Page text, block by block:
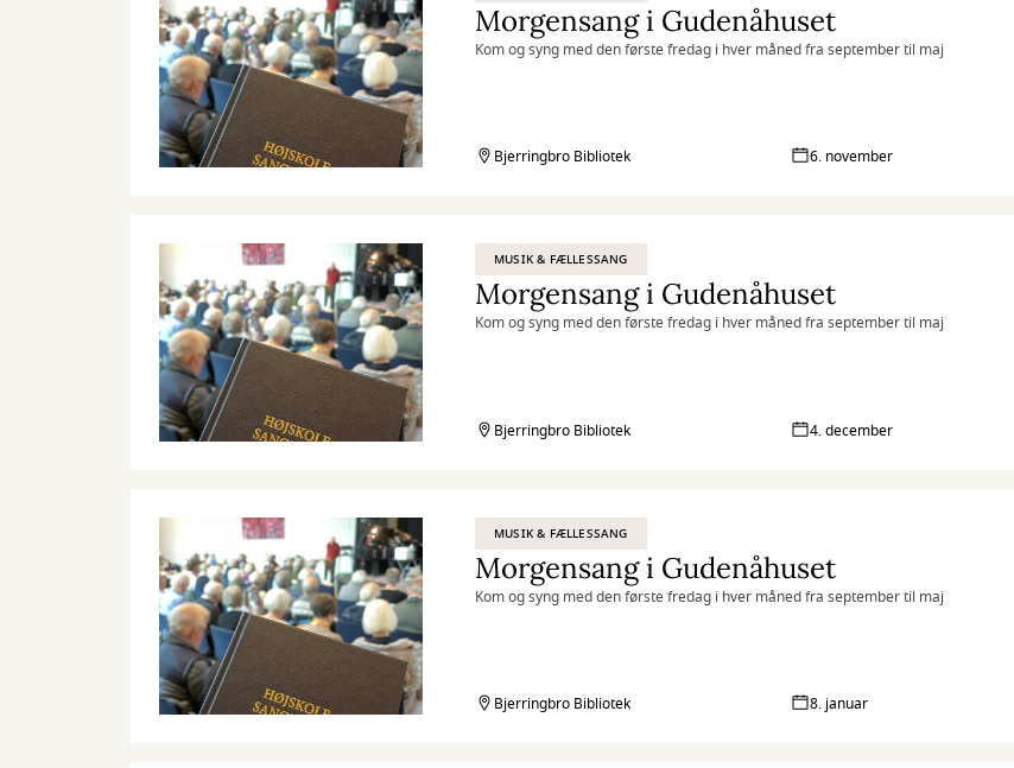
Morgensang i Gudenåhuset
Kom og syng med den første fredag i hver måned fra september til maj
Bjerringbro Bibliotek 6. november
MUSIK & FÆLLESSANG
Morgensang i Gudenåhuset
Kom og syng med den første fredag i hver måned fra september til maj
Bjerringbro Bibliotek 4. december
MUSIK & FÆLLESSANG
Morgensang i Gudenåhuset
Kom og syng med den første fredag i hver måned fra september til maj
Bjerringbro Bibliotek 8. januar